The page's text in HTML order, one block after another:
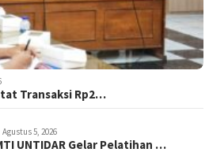
Transaksi Rp2…
Agustus 5, 2026
UNTIDAR Gelar Pelatihan …